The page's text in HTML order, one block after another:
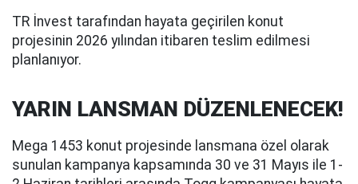
TR İnvest tarafından hayata geçirilen konut
projesinin 2026 yılından itibaren teslim edilmesi
planlanıyor.
YARIN LANSMAN DÜZENLENECEK!
Mega 1453 konut projesinde lansmana özel olarak
sunulan kampanya kapsamında 30 ve 31 Mayıs ile 1-